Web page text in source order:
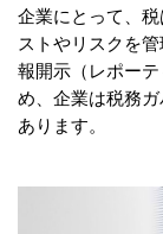
企業にとって、
ストやリスクを
報開示（レポー
め、企業は税務
あります。